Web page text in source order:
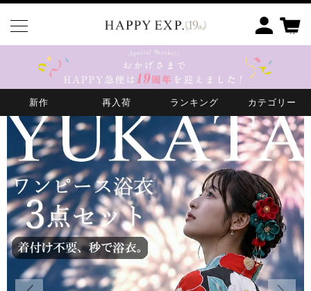
新作 再入荷 ランキング カテゴリー
YUKATA ワンピース浴衣